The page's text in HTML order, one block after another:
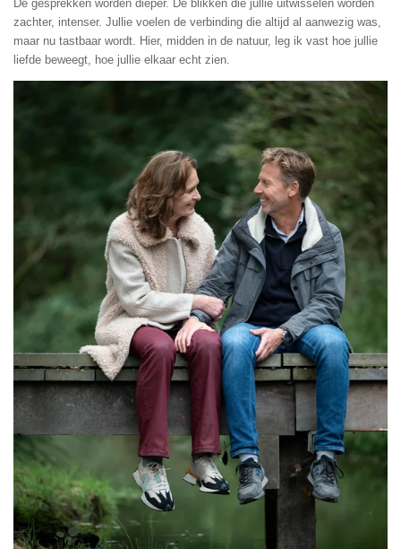
De gesprekken worden dieper. De blikken die jullie uitwisselen worden
zachter, intenser. Jullie voelen de verbinding die altijd al aanwezig was,
maar nu tastbaar wordt. Hier, midden in de natuur, leg ik vast hoe jullie
liefde beweegt, hoe jullie elkaar echt zien.